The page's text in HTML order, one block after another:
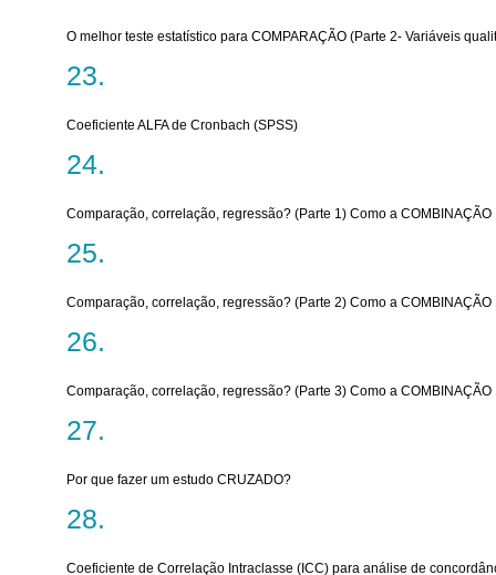
O melhor teste estatístico para COMPARAÇÃO (Parte 2- Variáveis
Coeficiente ALFA de Cronbach (SPSS)
Comparação, correlação, regressão? (Parte 1) Como a
Comparação, correlação, regressão? (Parte 2) Como a
Comparação, correlação, regressão? (Parte 3) Como a
Por que fazer um estudo CRUZADO?
Coeficiente de Correlação Intraclasse (ICC) para análise de